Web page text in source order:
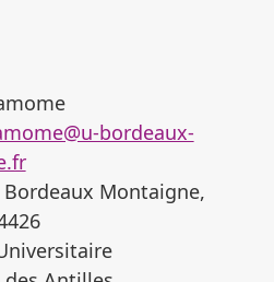
bordeaux-
Montaigne,